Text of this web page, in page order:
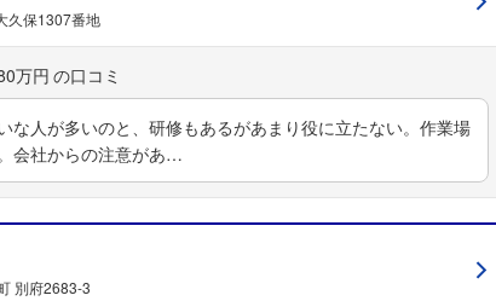
久保1307番地
万円
な人が多いのと、研修もあるがあまり役に立たない。作業場
会社からの注意があ…
別府2683-3